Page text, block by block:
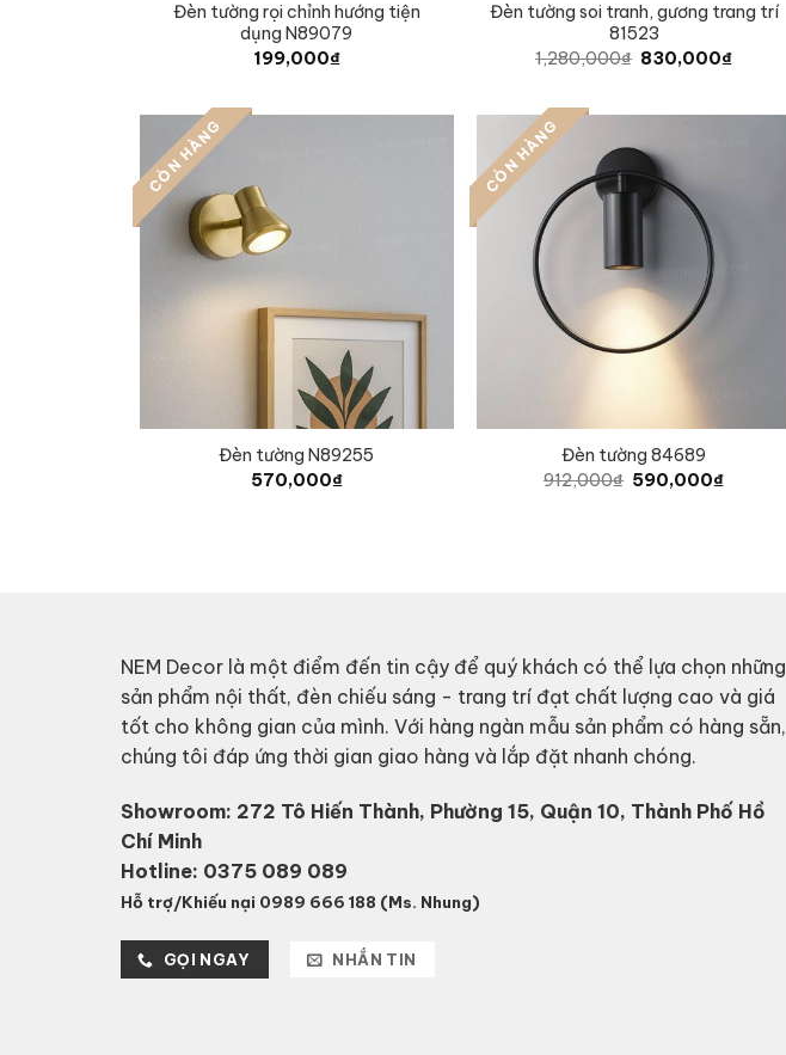
Đèn tường rọi chỉnh hướng tiện
dụng N89079
199,000₫
Đèn tường soi tranh, gương trang trí
81523
1,280,000₫ Original
price
830,000₫Current
CÒN HÀNG
Đèn tường N89255
570,000₫
CÒN HÀNG
Đèn tường 84689
912,000₫ Original
price
590,000₫Current
NEM Decor là một điểm đến tin cậy để quý khách có thể lựa chọn những
sản phẩm nội thất, đèn chiếu sáng - trang trí đạt chất lượng cao và giá
tốt cho không gian của mình. Với hàng ngàn mẫu sản phẩm có hàng sẵn,
chúng tôi đáp ứng thời gian giao hàng và lắp đặt nhanh chóng.
Showroom: 272 Tô Hiến Thành, Phường 15, Quận 10, Thành Phố Hồ
Chí Minh
Hotline: 0375 089 089
Hỗ trợ/Khiếu nại 0989 666 188 (Ms. Nhung)
GỌI NGAY NHẮN TIN